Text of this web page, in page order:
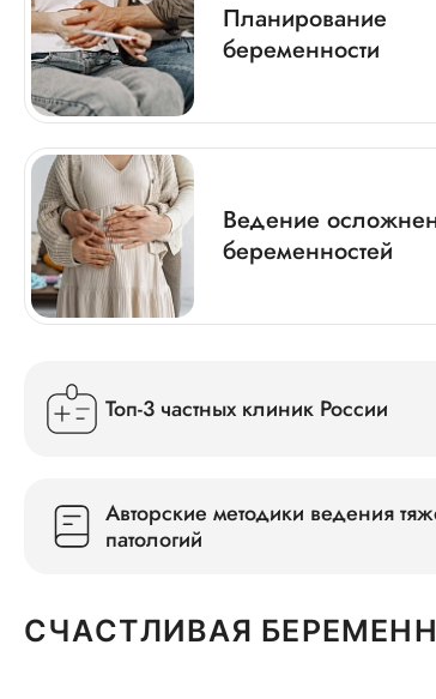
Планирование
беременности
Ведение
беременностей
Топ-3 частных клиник России
Авторские методики ведения
патологий
СЧАСТЛИВАЯ